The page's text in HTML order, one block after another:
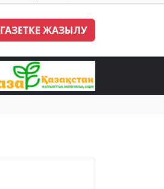
ГАЗЕТКЕ ЖАЗЫЛУ